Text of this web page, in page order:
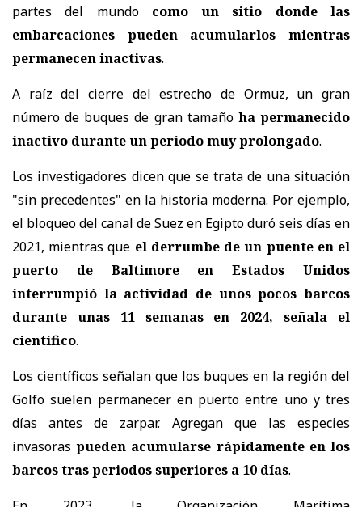
partes del mundo como un sitio donde las
embarcaciones pueden acumularlos mientras
permanecen inactivas.
A raíz del cierre del estrecho de Ormuz, un gran
número de buques de gran tamaño ha permanecido
inactivo durante un periodo muy prolongado.
Los investigadores dicen que se trata de una situación
"sin precedentes" en la historia moderna. Por ejemplo,
el bloqueo del canal de Suez en Egipto duró seis días en
2021, mientras que el derrumbe de un puente en el
puerto de Baltimore en Estados Unidos
interrumpió la actividad de unos pocos barcos
durante unas 11 semanas en 2024, señala el
científico.
Los científicos señalan que los buques en la región del
Golfo suelen permanecer en puerto entre uno y tres
días antes de zarpar. Agregan que las especies
invasoraspueden acumularse rápidamente en los
barcos tras periodos superiores a 10 días.